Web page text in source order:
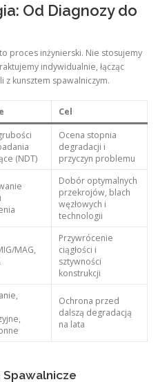
Od Diagnozy do
proces inżynierski. Nie stosujemy
indywidualnie, łącząc
z kunsztem spawalniczym.
Cel
(NDT)
Ocena stopnia
degradacji i
przyczyn problemu
Dobór optymalnych
przekrojów, blach
węzłowych i
technologii
MAG,
Przywrócenie
ciągłości i
sztywności
konstrukcji
Ochrona przed
dalszą degradacją
na lata
Spawalnicze